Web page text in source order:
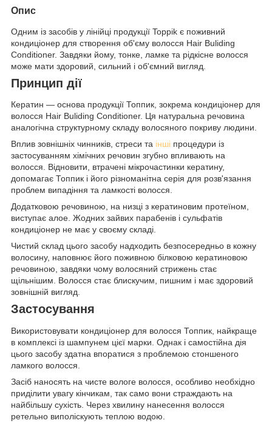
Опис
Одним із засобів у лінійці продукції Toppik є поживний
кондиціонер для створення об'єму волосся Hair Buliding
Conditioner. Завдяки йому, тонке, ламке та рідкісне волосся
може мати здоровий, сильний і об'ємний вигляд.
Принцип дії
Кератин — основа продукції Топпик, зокрема кондиціонер для
волосся Hair Buliding Conditioner. Ця натуральна речовина
аналогічна структурному складу волосяного покриву людини.
Вплив зовнішніх чинників, стреси та інші процедури із
застосуванням хімічних речовин згубно впливають на
волосся. Відновити, втрачені мікрочастинки кератину,
допомагає Топпик і його різноманітна серія для розв'язання
проблем випадіння та ламкості волосся.
Додатковою речовиною, на низці з кератиновим протеїном,
виступає алое. Жодних зайвих парабенів і сульфатів
кондиціонер не має у своєму складі.
Чистий склад цього засобу надходить безпосередньо в кожну
волосину, наповнює його поживною білковою кератиновою
речовиною, завдяки чому волосяний стрижень стає
щільнішим. Волосся стає блискучим, пишним і має здоровий
зовнішній вигляд.
Застосування
Використовувати кондиціонер для волосся Топпик, найкраще
в комплексі із шампунем цієї марки. Однак і самостійна дія
цього засобу здатна впоратися з проблемою стоншеного
ламкого волосся.
Засіб наносять на чисте вологе волосся, особливо необхідно
приділити увагу кінчикам, так само вони страждають на
найбільшу сухість. Через хвилину нанесення волосся
ретельно виполіскують теплою водою.